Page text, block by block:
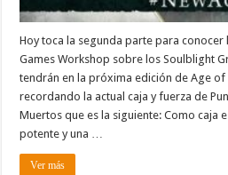
Hoy toca la segunda parte para conocer
Games Workshop sobre los Soulblight
tendrán en la próxima edición de Age of
recordando la actual caja y fuerza de
Muertos que es la siguiente: Como caja
potente y una …
Ver más